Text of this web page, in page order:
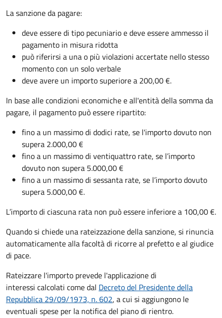
La sanzione da pagare:
deve essere di tipo pecuniario e deve essere ammesso il
pagamento in misura ridotta
può riferirsi a una o più violazioni accertate nello stesso
momento con un solo verbale
deve avere un importo superiore a 200,00 €.
In base alle condizioni economiche e all'entità della somma da
pagare, il pagamento può essere ripartito:
fino a un massimo di dodici rate, se l'importo dovuto non
supera 2.000,00 €
fino a un massimo di ventiquattro rate, se l’importo
dovuto non supera 5.000,00 €
fino a un massimo di sessanta rate, se l’importo dovuto
supera 5.000,00 €.
L’importo di ciascuna rata non può essere inferiore a 100,00 €.
Quando si chiede una rateizzazione della sanzione, si rinuncia
automaticamente alla facoltà di ricorre al prefetto e al giudice
di pace.
Rateizzare l'importo prevede l'applicazione di
interessi calcolati come dal Decreto del Presidente della
Repubblica 29/09/1973, n. 602, a cui si aggiungono le
eventuali spese per la notifica del piano di rientro.